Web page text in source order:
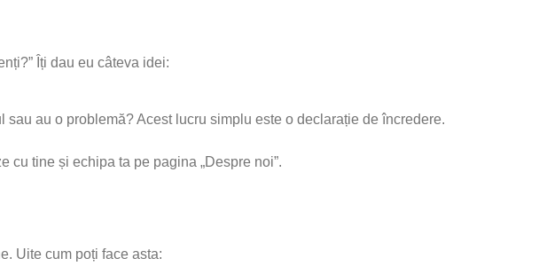
Îți dau eu câteva idei:
au o problemă? Acest lucru simplu este o declarație de încredere.
tine și echipa ta pe pagina „Despre noi”.
Uite cum poți face asta: